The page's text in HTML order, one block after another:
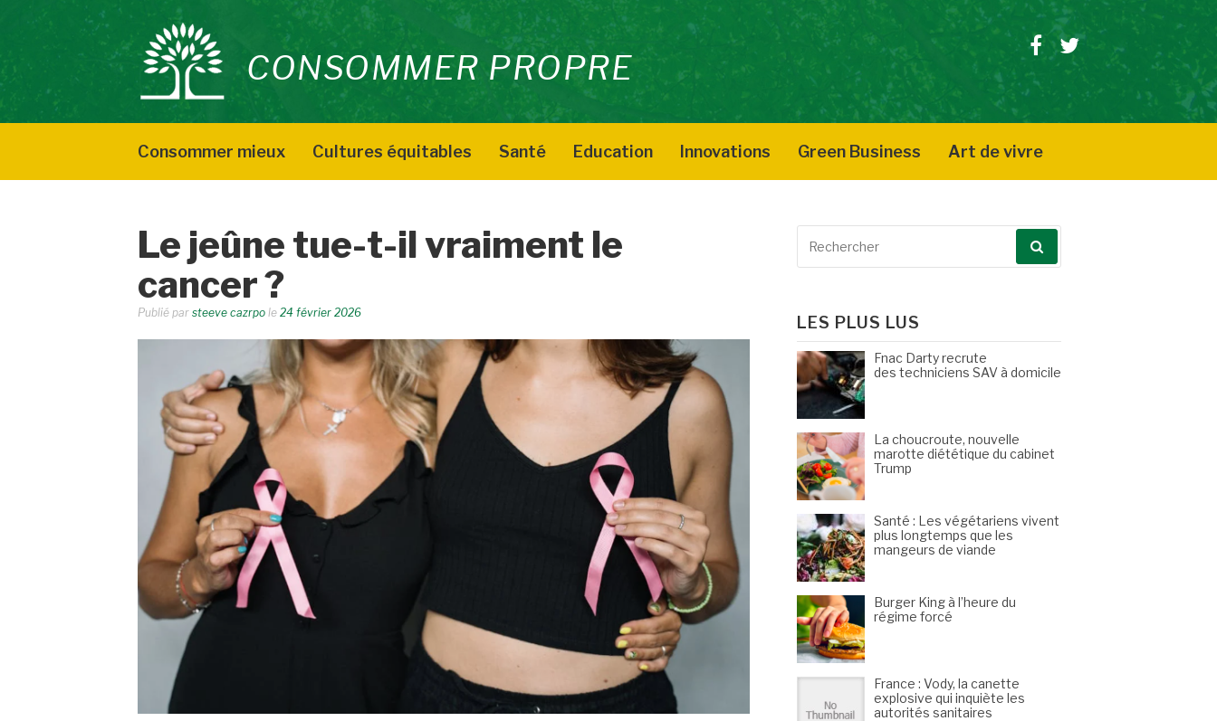
contenu
CONSOMMER PROPRE
Facebook
Twitter
Consommer mieux Cultures équitables Santé Education Innovations Green Business Art de vivre
Le jeûne tue-t-il vraiment le
cancer ?
Publié par steeve cazrpo le 24 février 2026
LES PLUS LUS
Fnac Darty recrute
des techniciens SAV à domicile
La choucroute, nouvelle
marotte diététique du cabinet
Trump
Santé : Les végétariens vivent
plus longtemps que les
mangeurs de viande
Burger King à l’heure du
régime forcé
France : Vody, la canette
explosive qui inquiète les
autorités sanitaires